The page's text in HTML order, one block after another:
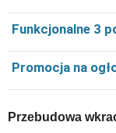
Funkcjonalne 3
Promocja na
Przebudowa